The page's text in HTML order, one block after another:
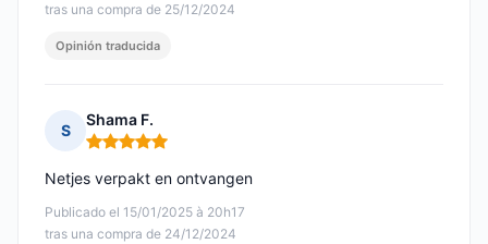
tras una compra de 25/12/2024
Opinión traducida
S
Shama F.
Nota: 5 de 5
Publicado el 15/01/2025 à 20h17
tras una compra de 24/12/2024
Netjes verpakt en ontvangen